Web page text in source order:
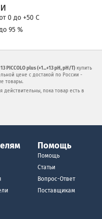
0 до +50 С
95 %
plus (+1...+13 pH, pH/T) купить
цене с достакой по России -
товары.
действительны, пока товар есть в
Помощь
Помощь
Статьи
Вопрос-Ответ
Поставщикам